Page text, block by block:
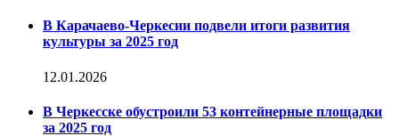
В Карачаево-Черкесии подвели итоги развития
культуры за 2025 год
12.01.2026
В Черкесске обустроили 53 контейнерные площадки
за 2025 год